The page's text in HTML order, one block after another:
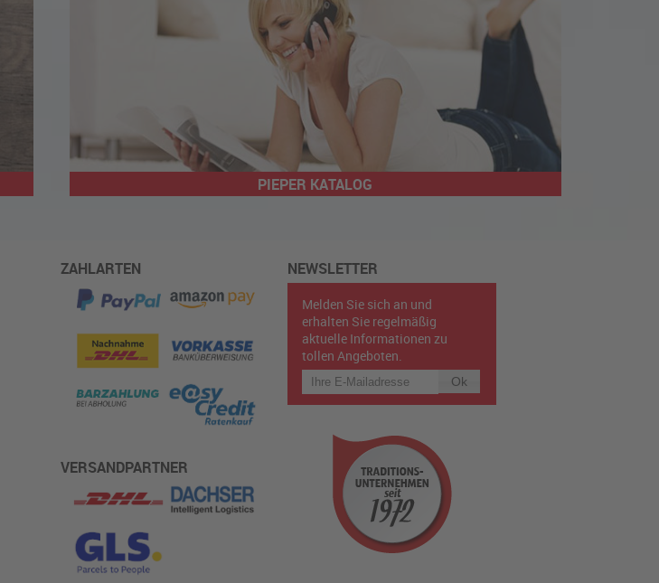
PIEPER KATALOG
ZAHLARTEN
VERSANDPARTNER
NEWSLETTER
Melden Sie sich an und
erhalten Sie regelmäßig
aktuelle Informationen zu
tollen Angeboten.